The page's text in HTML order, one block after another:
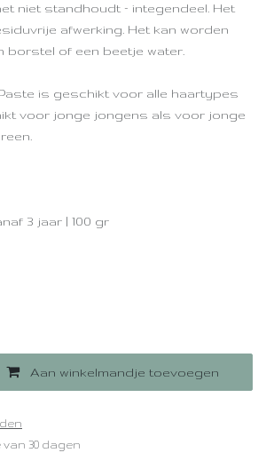
niet standhoudt – integendeel. Het
afwerking. Het kan worden
borstel of een beetje water.
is geschikt voor alle haartypes
voor jonge jongens als voor jonge
3 jaar | 100 gr
Aan winkelmandje toevoegen
30 dagen